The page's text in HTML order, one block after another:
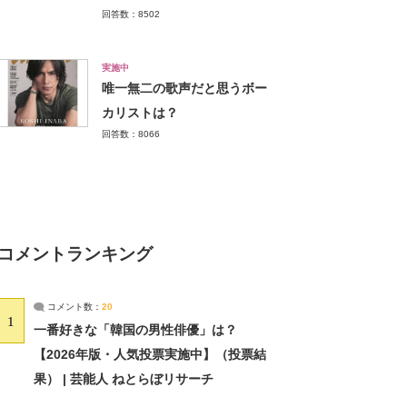
回答数：8502
実施中
唯一無二の歌声だと思うボー
カリストは？
回答数：8066
コメントランキング
1
コメント数： 20
一番好きな「韓国の男性俳優」は？
【2026年版・人気投票実施中】（投票結
果） | 芸能人 ねとらぼリサーチ